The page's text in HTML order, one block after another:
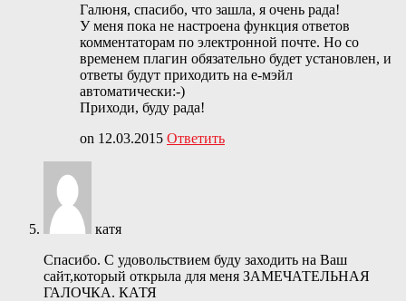
Галюня, спасибо, что зашла, я очень рада!
У меня пока не настроена функция ответов
комментаторам по электронной почте. Но со
временем плагин обязательно будет установлен, и
ответы будут приходить на е-мэйл
автоматически:-)
Приходи, буду рада!
on 12.03.2015 Ответить
катя
Спасибо. С удовольствием буду заходить на Ваш
сайт,который открыла для меня ЗАМЕЧАТЕЛЬНАЯ
ГАЛОЧКА. КАТЯ